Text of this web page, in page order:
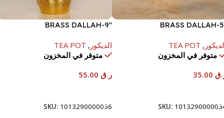
BRASS DALLAH-
,
TEA POT
متوفر في المخزون
SKU:
BRASS DALLAH-9″
الديكور ,
TEA POT
متوفر في المخزون
ر.ق
SKU: 1013290000036